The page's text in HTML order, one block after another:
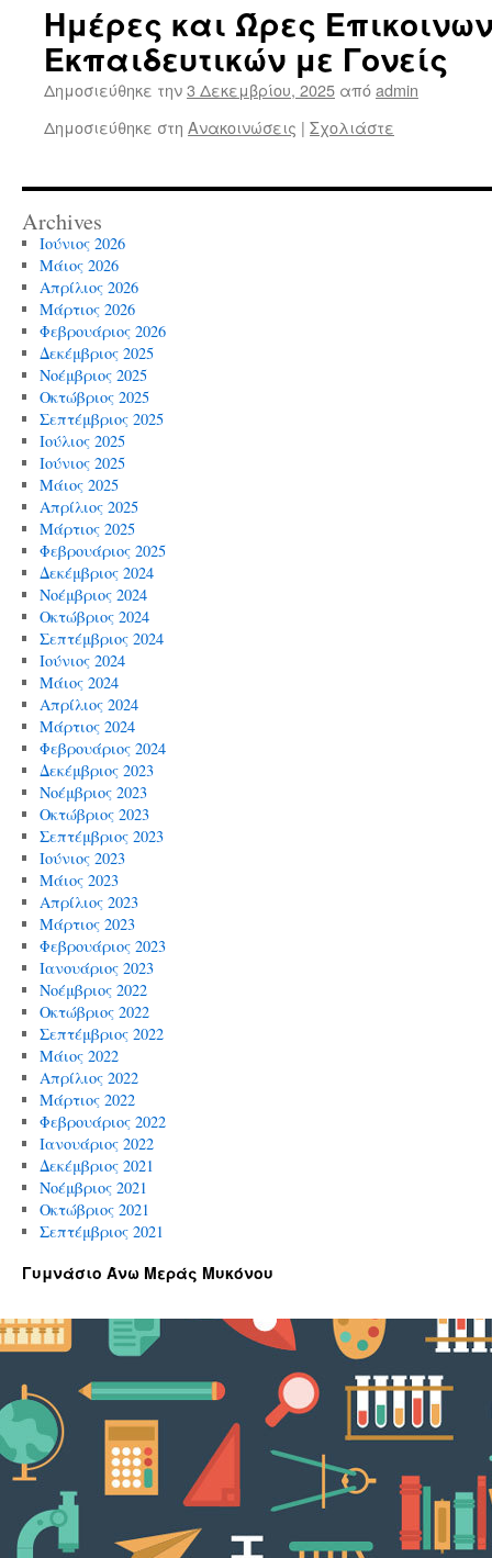
Ημέρες και Ώρες
Εκπαιδευτικών με Γονείς
Δημοσιεύθηκε την3 Δεκεμβρίου, 2025 απόadmin
Δημοσιεύθηκε στη Ανακοινώσεις | Σχολιάστε
Archives
Ιούνιος 2026
Μάιος 2026
Απρίλιος 2026
Μάρτιος 2026
Φεβρουάριος 2026
Δεκέμβριος 2025
Νοέμβριος 2025
Οκτώβριος 2025
Σεπτέμβριος 2025
Ιούλιος 2025
Ιούνιος 2025
Μάιος 2025
Απρίλιος 2025
Μάρτιος 2025
Φεβρουάριος 2025
Δεκέμβριος 2024
Νοέμβριος 2024
Οκτώβριος 2024
Σεπτέμβριος 2024
Ιούνιος 2024
Μάιος 2024
Απρίλιος 2024
Μάρτιος 2024
Φεβρουάριος 2024
Δεκέμβριος 2023
Νοέμβριος 2023
Οκτώβριος 2023
Σεπτέμβριος 2023
Ιούνιος 2023
Μάιος 2023
Απρίλιος 2023
Μάρτιος 2023
Φεβρουάριος 2023
Ιανουάριος 2023
Νοέμβριος 2022
Οκτώβριος 2022
Σεπτέμβριος 2022
Μάιος 2022
Απρίλιος 2022
Μάρτιος 2022
Φεβρουάριος 2022
Ιανουάριος 2022
Δεκέμβριος 2021
Νοέμβριος 2021
Οκτώβριος 2021
Σεπτέμβριος 2021
Γυμνάσιο Άνω Μεράς Μυκόνου